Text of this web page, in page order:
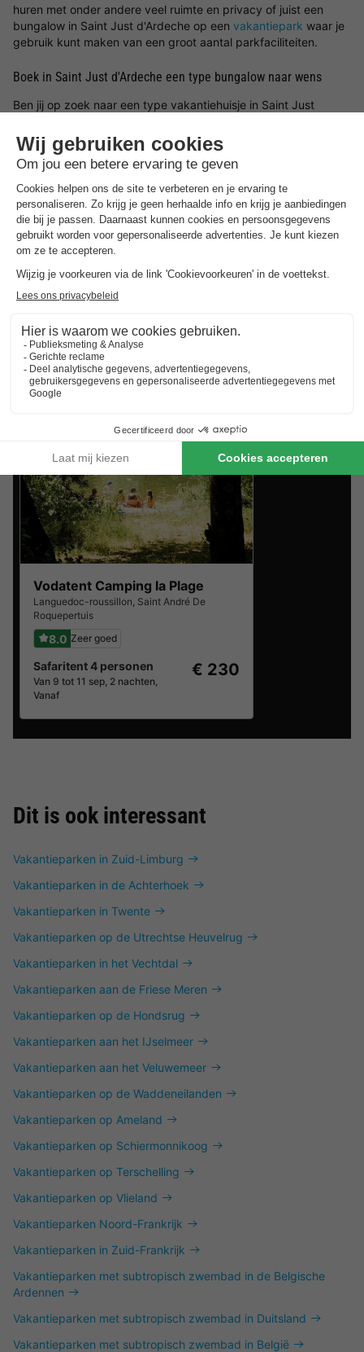
huren met onder andere veel ruimte en privacy of juist een
bungalow in Saint Just d'Ardeche op een vakantiepark waar je
gebruik kunt maken van een groot aantal parkfaciliteiten.
Boek in Saint Just d'Ardeche een type bungalow naar wens
Ben jij op zoek naar een type vakantiehuisje in Saint Just
bungalows in Saint Just d'Ardeche om te huren. Kies
bijvoorbeeld voor een luxe vakantiehuis, een bungalow aan het
water of een vakantiewoning op een kindvriendelijk
vakantiepark. Waar je ook voor kiest, met een vakantiehuisje in
Saint Just d'Ardeche en deaanbiedingen van
BungalowSpecialszit je altijd goed!
vanSaint Just D'ardeche.
Ontdek de selectie van parken in de buurt van Saint Just
D'ardeche die door onze gasten als beste zijn beoordeeld
Vodatent Camping la Plage
Languedoc-roussillon, Saint André De
Roquepertuis
8.0 Zeer goed
Safaritent 4 personen
Van 9 tot 11 sep, 2 nachten,
Vanaf
€ 230
Dit is ook interessant
Vakantieparken in Zuid-Limburg
Vakantieparken in de Achterhoek
Vakantieparken in Twente
Vakantieparken op de Utrechtse Heuvelrug
Vakantieparken in het Vechtdal
Vakantieparken aan de Friese Meren
Vakantieparken op de Hondsrug
Vakantieparken aan het IJselmeer
Vakantieparken aan het Veluwemeer
Vakantieparken op de Waddeneilanden
Vakantieparken op Ameland
Vakantieparken op Schiermonnikoog
Vakantieparken op Terschelling
Vakantieparken op Vlieland
Vakantieparken Noord-Frankrijk
Vakantieparken in Zuid-Frankrijk
Vakantieparken met subtropisch zwembad in de Belgische
Ardennen
Vakantieparken met subtropisch zwembad in Duitsland
Vakantieparken met subtropisch zwembad in België